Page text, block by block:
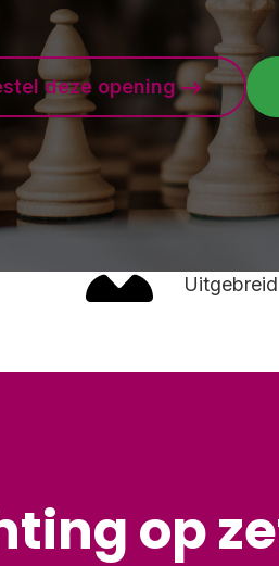
deze opening
Uitgebreid
op